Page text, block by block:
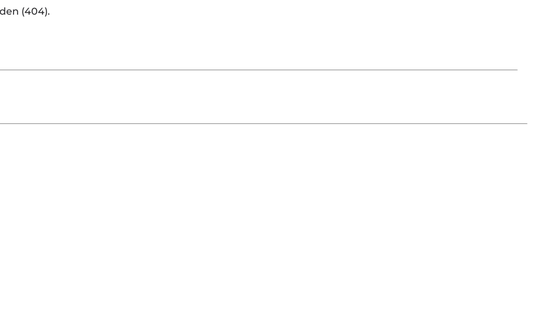
(404).